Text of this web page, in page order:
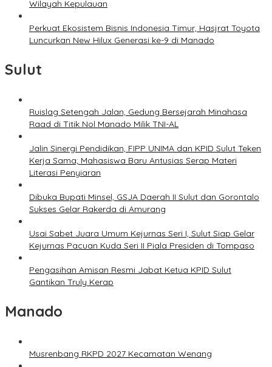
Wilayah Kepulauan
Perkuat Ekosistem Bisnis Indonesia Timur, Hasjrat Toyota
Luncurkan New Hilux Generasi ke-9 di Manado
Sulut
Ruislag Setengah Jalan, Gedung Bersejarah Minahasa
Raad di Titik Nol Manado Milik TNI-AL
Jalin Sinergi Pendidikan, FIPP UNIMA dan KPID Sulut Teken
Kerja Sama; Mahasiswa Baru Antusias Serap Materi
Literasi Penyiaran
Dibuka Bupati Minsel, GSJA Daerah II Sulut dan Gorontalo
Sukses Gelar Rakerda di Amurang
Usai Sabet Juara Umum Kejurnas Seri I, Sulut Siap Gelar
Kejurnas Pacuan Kuda Seri II Piala Presiden di Tompaso
Pengasihan Amisan Resmi Jabat Ketua KPID Sulut
Gantikan Truly Kerap
Manado
Musrenbang RKPD 2027 Kecamatan Wenang